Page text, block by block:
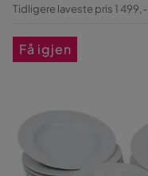
Tidligere laveste pris 1 499,-
Få igjen